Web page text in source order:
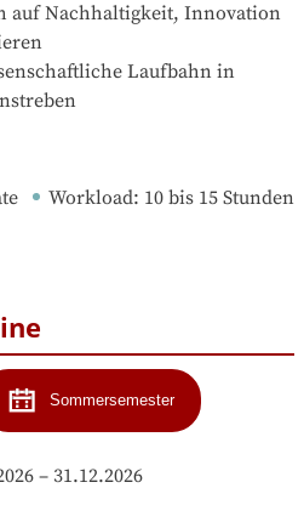
auf Nachhaltigkeit, Innovation
Laufbahn in
Workload: 10 bis 15 Stunden
Sommersemester
– 31.12.2026